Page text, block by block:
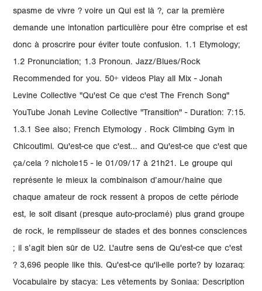
spasme de vivre ? voire un Qui est là ?, car la première
demande une intonation particulière pour être comprise et est
donc à proscrire pour éviter toute confusion. 1.1 Etymology;
1.2 Pronunciation; 1.3 Pronoun. Jazz/Blues/Rock
Recommended for you. 50+ videos Play all Mix - Jonah
Levine Collective "Qu'est Ce que c'est The French Song"
YouTube Jonah Levine Collective "Transition" - Duration: 7:15.
1.3.1 See also; French Etymology . Rock Climbing Gym in
Chicoutimi. Qu'est-ce que c'est... and Qu'est-ce que c'est que
ça/cela ? nichole15 - le 01/09/17 à 21h21. Le groupe qui
représente le mieux la combinaison d’amour/haine que
chaque amateur de rock ressent à propos de cette période
est, le soit disant (presque auto-proclamé) plus grand groupe
de rock, le remplisseur de stades et des bonnes consciences
; il s’agit bien sûr de U2. L'autre sens de Qu'est-ce que c'est
? 3,696 people like this. Qu'est-ce qu'il-elle porte? by lozaraq:
Vocabulaire by stacya: Les vêtements by Soniaa: Description